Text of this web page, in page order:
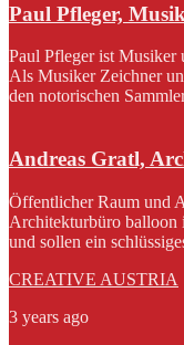
Paul Pfleger,
Paul Pfleger ist Musiker
Als Musiker Zeichner
den notorischen
Andreas Gratl,
Öffentlicher Raum und
Architekturbüro balloon
und sollen ein
CREATIVE AUSTRIA
3 years ago